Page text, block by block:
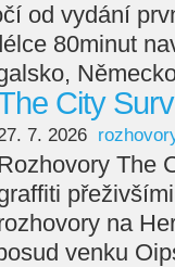
od vydání
80minut
City
7. 2026
The
na
venku